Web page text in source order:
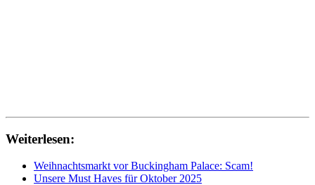
Weiterlesen:
Weihnachtsmarkt vor Buckingham Palace: Scam!
Unsere Must Haves für Oktober 2025